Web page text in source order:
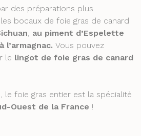
des préparations plus
bocaux de foie gras de canard
, au piment d’Espelette
l’armagnac. Vous pouvez
le lingot de foie gras de canard
, le foie gras entier est la spécialité
Ouest de la France !